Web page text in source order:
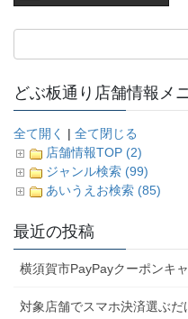
どぶ板通り店舗情報メ
全て開く | 全て閉じる
店舗情報TOP (2)
ジャンル検索 (99)
あいうえお検索 (85)
最近の投稿
横須賀市PayPayクーポンキ
対象店舗でスマホ決済選ぶ